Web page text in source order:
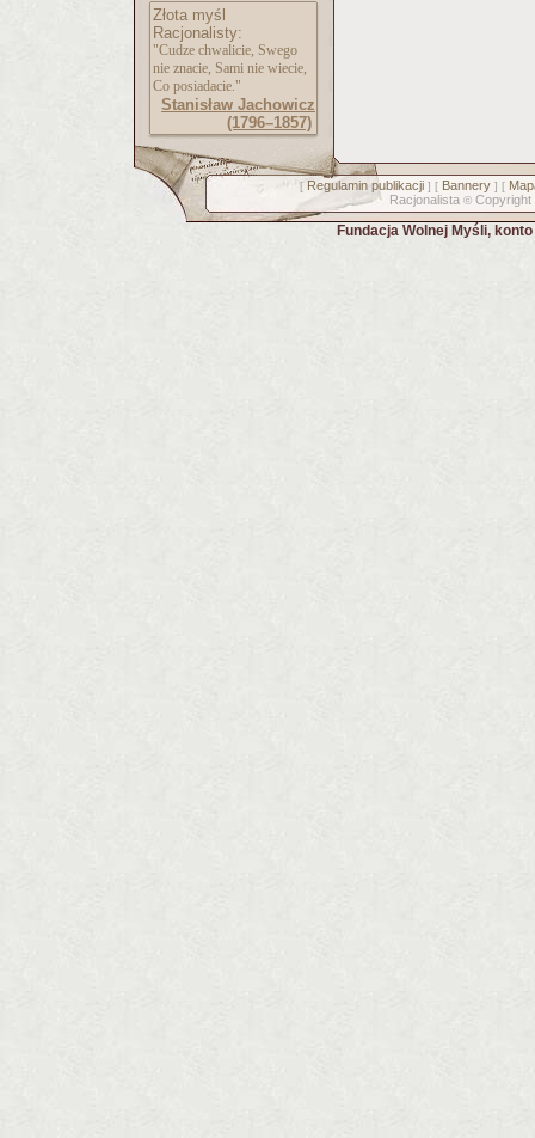
Złota myśl
Racjonalisty:
"Cudze chwalicie, Swego
nie znacie, Sami nie wiecie,
Co posiadacie."
Stanisław Jachowicz
(1796–1857)
[ Regulamin publikacji] [ Bannery] [
Racjonalista © Copyright
Fundacja Wolnej Myśli,